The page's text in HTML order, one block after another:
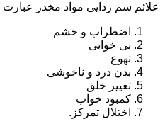
علائم سم زدایی مواد مخدر عبارت
اضطراب و خشم
بی خوابی
تهوع
بدن درد و ناخوشی
تغییر خلق
کمبود خواب
اختلال تمرکز.